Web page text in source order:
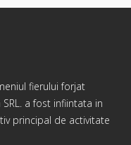
fierului forjat
a fost infiintata in
principal de activitate